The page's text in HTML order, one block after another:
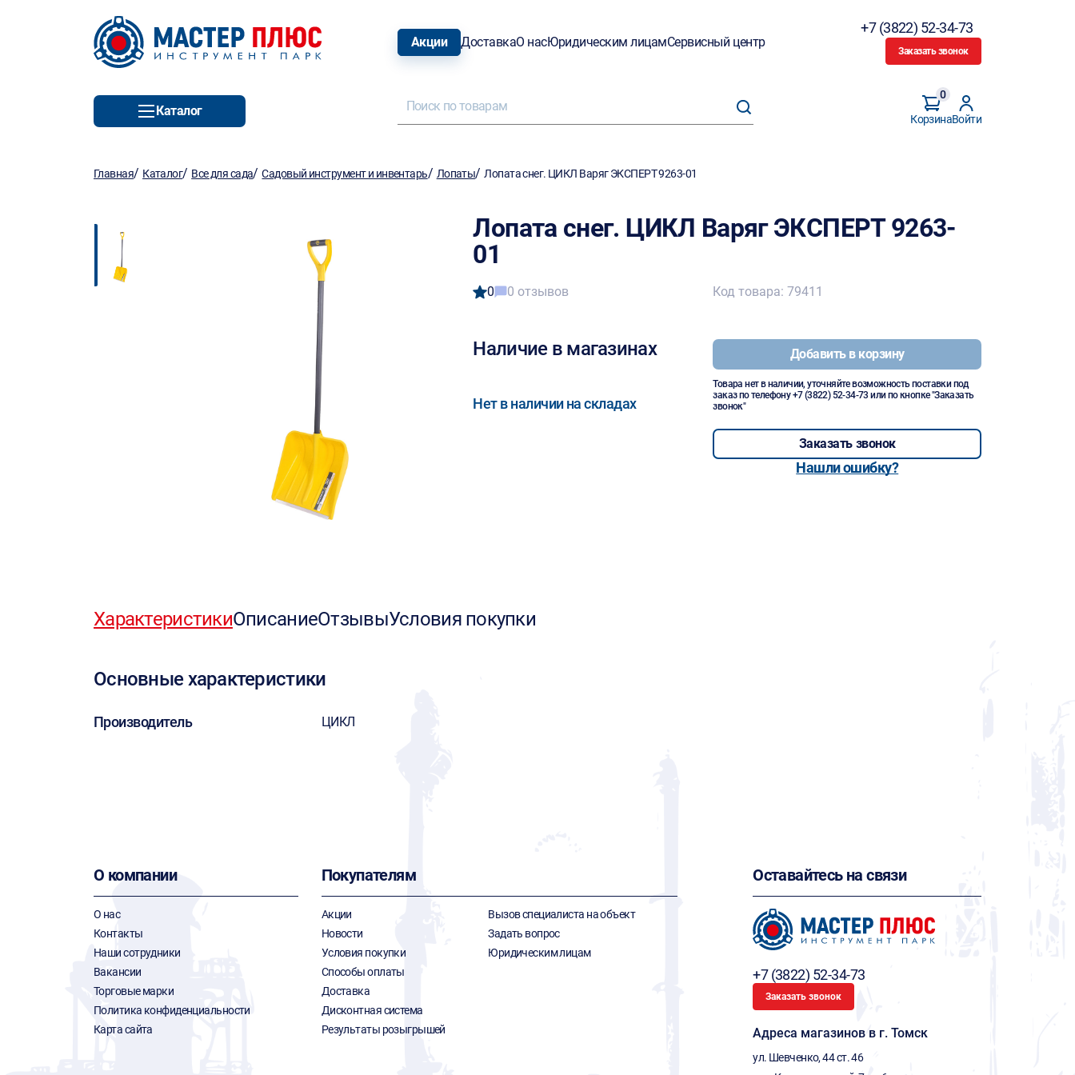
Акции ДоставкаО насЮридическим лицамСервисный центр
+7 (3822) 52-34-73
Заказать звонок
Каталог
Корзина
0
Войти
Главная/ Каталог/ Все для сада/Садовый инструмент и инвентарь/ Лопаты/Лопата снег. ЦИКЛ Варяг ЭКСПЕРТ 9263-01
Лопата снег. ЦИКЛ Варяг ЭКСПЕРТ 9263-
01
0 0 отзывов
Наличие в магазинах
Нет в наличии на складах
Код товара: 79411
Добавить в корзину
Товара нет в наличии, уточняйте возможность поставки под
заказ по телефону+7 (3822) 52-34-73 или по кнопке "Заказать
звонок"
Заказать звонок
Нашли ошибку?
ХарактеристикиОписаниеОтзывыУсловия покупки
Основные характеристики
Производитель ЦИКЛ
О компании
О нас
Контакты
Наши сотрудники
Вакансии
Торговые марки
Политика конфиденциальности
Карта сайта
Покупателям
Акции
Новости
Условия покупки
Способы оплаты
Доставка
Дисконтная система
Результаты розыгрышей
Вызов специалиста на объект
Задать вопрос
Юридическим лицам
Оставайтесь на связи
+7 (3822) 52-34-73
Заказать звонок
Адреса магазинов в г. Томск
ул. Шевченко, 44 ст. 46